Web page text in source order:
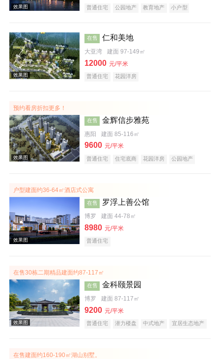
效果图
效果图
普通住宅 公园地产 教育地产 小户型
效果图
在售 仁和美地
大亚湾 建面 97-149㎡
12000 元/平米
普通住宅 花园洋房
预约看房折扣更多！
在售 金辉信步雅苑
惠阳 建面 85-116㎡
9600 元/平米
普通住宅 住宅底商 花园洋房
公园地产
户型建面约36-64㎡酒店式公寓
在售 罗浮上善公馆
博罗 建面 44-78㎡
8980 元/平米
普通住宅
在售30栋二期精品建面约87-117㎡
在售 金科颐景园
博罗 建面 87-117㎡
9200 元/平米
普通住宅 潜力楼盘 中式地产
宜居生态地产
在售建面约160-190㎡湖山别墅。